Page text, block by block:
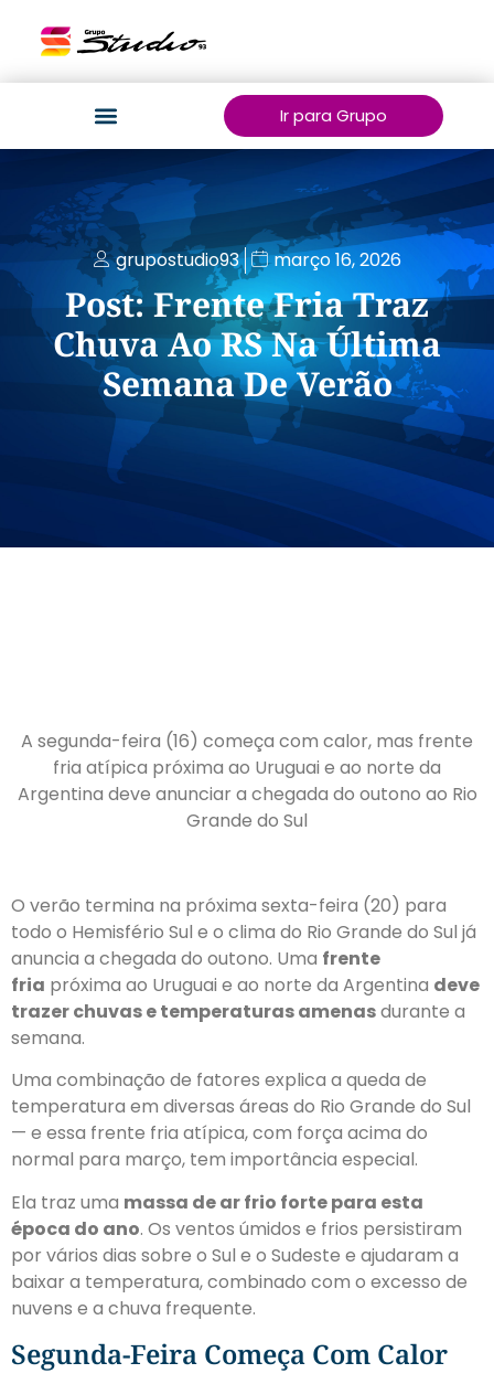
Ir para Grupo
grupostudio93 março 16, 2026
Post: Frente Fria Traz
Chuva Ao RS Na Última
Semana De Verão
A segunda-feira (16) começa com calor, mas frente
fria atípica próxima ao Uruguai e ao norte da
Argentina deve anunciar a chegada do outono ao Rio
Grande do Sul
O verão termina na próxima sexta-feira (20) para
todo o Hemisfério Sul e o clima do Rio Grande do Sul já
anuncia a chegada do outono. Uma frente
fria próxima ao Uruguai e ao norte da Argentina deve
trazer chuvas e temperaturas amenasdurante a
semana.
Uma combinação de fatores explica a queda de
temperatura em diversas áreas do Rio Grande do Sul
— e essa frente fria atípica, com força acima do
normal para março, tem importância especial.
Ela traz uma massa de ar frio forte para esta
época do ano. Os ventos úmidos e frios persistiram
por vários dias sobre o Sul e o Sudeste e ajudaram a
baixar a temperatura, combinado com o excesso de
nuvens e a chuva frequente.
Segunda-Feira Começa Com Calor